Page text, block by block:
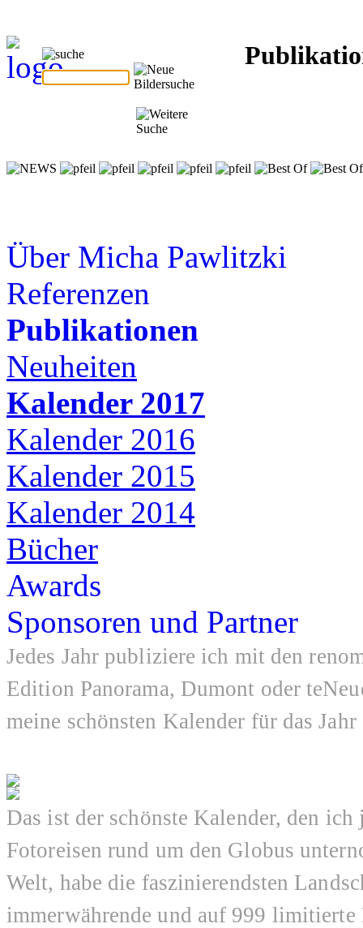
Über Micha Pawlitzki
Referenzen
Publikationen
Neuheiten
Kalender 2017
Kalender 2016
Kalender 2015
Kalender 2014
Bücher
Awards
Sponsoren und Partner
Jedes Jahr publiziere ich mit den
Edition Panorama, Dumont oder
meine schönsten Kalender für das Jahr
Das ist der schönste Kalender, den
Fotoreisen rund um den Globus
Welt, habe die faszinierendsten
immerwährende und auf 999